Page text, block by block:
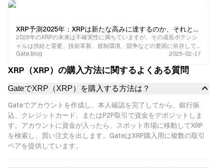
XRP予測2025年：XRPは新たな高みに達するのか、それとも挑戦に直面するのか？
2025年のXRPの未来は不確実性に満ちていますが、その成長ポテンシ
ャルは供給と需要、技術革新、規制環境、競争などの要因に依存して
います。
Gate.blog 2025-02-17
XRP（XRP）の購入方法に関するよくある質問
GateでXRP（XRP）を購入する方法は？
Gateでアカウントを作成し、本人確認を完了してから、銀行振
込、クレジットカード、またはP2P取引で資金をデポジットしま
す。アカウントに資金が入ったら、スポット市場に移動してXRP
を検索し、買い注文を出します。GateはXRP購入用に複数の取引
ペアを提供しています。